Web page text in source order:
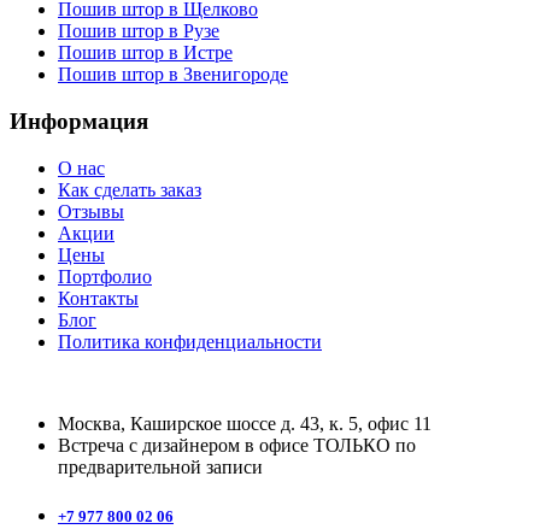
Пошив штор в Щелково
Пошив штор в Рузе
Пошив штор в Истре
Пошив штор в Звенигороде
Информация
О нас
Как сделать заказ
Отзывы
Акции
Цены
Портфолио
Контакты
Блог
Политика конфиденциальности
Москва, Каширское шоссе д. 43, к. 5, офис 11
Встреча с дизайнером в офисе ТОЛЬКО по
предварительной записи
+7 977 800 02 06